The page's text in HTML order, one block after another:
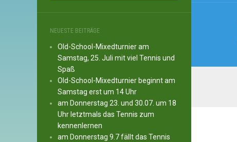
NEUESTE BEITRÄGE
Old-School-Mixedturnier am
Samstag, 25. Juli mit viel Tennis und
Spaß
Old-School-Mixedturnier beginnt am
Samstag erst um 14 Uhr
am Donnerstag 23. und 30.07. um 18
Uhr letztmals das Tennis zum
kennenlernen
am Donnerstag 9.7 fällt das Tennis